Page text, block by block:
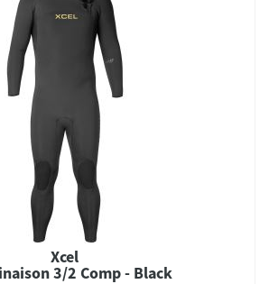
Xcel
3/2 Comp - Black